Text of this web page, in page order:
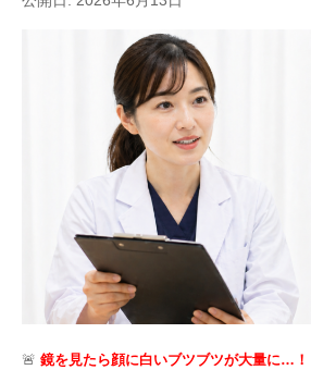
🚨 鏡を見たら顔に白いブツブツが大量に…！
アクセス
採用情報
言語
简体中文 한국어 日本語
English